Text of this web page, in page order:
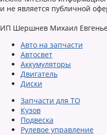
и не является публичной
ИП Шершнев Михаил
Авто на запчасти
Автосвет
Аккумуляторы
Двигатель
Диски
Запчасти для ТО
Кузов
Подвеска
Рулевое управление